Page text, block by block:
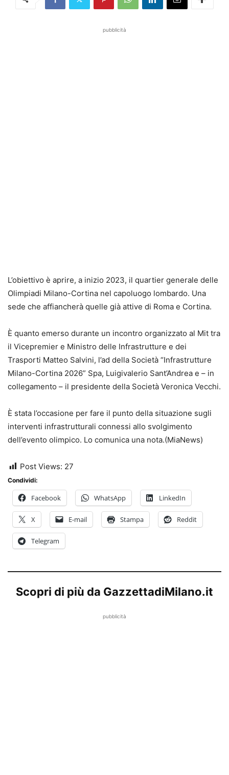
pubblicità
L’obiettivo è aprire, a inizio 2023, il quartier generale delle
Olimpiadi Milano-Cortina nel capoluogo lombardo. Una
sede che affiancherà quelle già attive di Roma e Cortina.
È quanto emerso durante un incontro organizzato al Mit tra
il Vicepremier e Ministro delle Infrastrutture e dei
Trasporti Matteo Salvini, l’ad della Società “Infrastrutture
Milano-Cortina 2026” Spa, Luigivalerio Sant’Andrea e – in
collegamento – il presidente della Società Veronica Vecchi.
È stata l’occasione per fare il punto della situazione sugli
interventi infrastrutturali connessi allo svolgimento
dell’evento olimpico. Lo comunica una nota.(MiaNews)
Post Views: 27
Condividi:
Facebook WhatsApp LinkedIn
X E-mail Stampa Reddit
Telegram
Scopri di più da GazzettadiMilano.it
pubblicità